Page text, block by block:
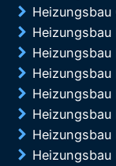
Heizungsbau
Heizungsbau
Heizungsbau
Heizungsbau
Heizungsbau
Heizungsbau